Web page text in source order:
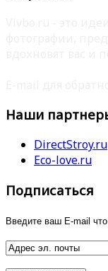
Наши
DirectStroy.ru
Eco-love.ru
Подписаться
Введите ваш E-mail